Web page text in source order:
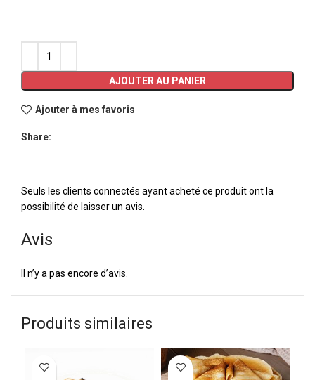
AJOUTER AU PANIER
Ajouter à mes favoris
Share:
Avis
Il n’y a pas encore d’avis.
Seuls les clients connectés ayant acheté ce produit ont la
possibilité de laisser un avis.
Produits similaires